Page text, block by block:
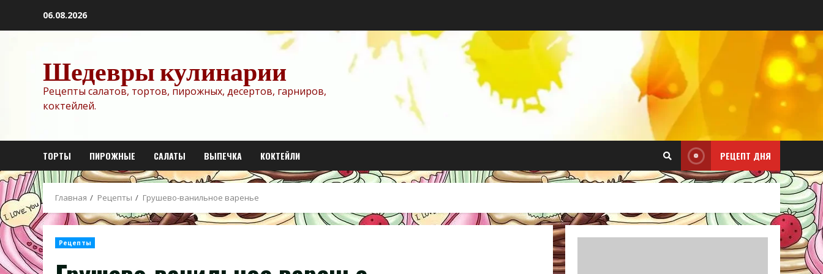
06.08.2026
Шедевры кулинарии
Рецепты салатов, тортов, пирожных, десертов, гарниров,
коктейлей.
ТОРТЫ ПИРОЖНЫЕ САЛАТЫ ВЫПЕЧКА КОКТЕЙЛИ РЕЦЕПТ ДНЯ
Главная Рецепты Грушево-ванильное варенье
Рецепты